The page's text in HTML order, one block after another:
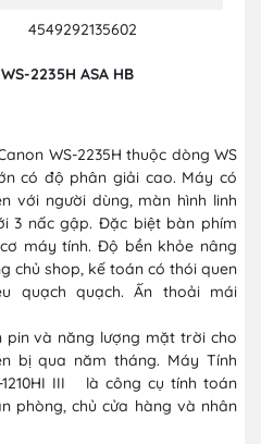
4549292135602
2235H ASA HB
WS-2235H thuộc dòng WS
có độ phân giải cao. Máy có
với người dùng, màn hình linh
3 nấc gập. Đặc biệt bàn phím
máy tính. Độ bền khỏe nâng
chủ shop, kế toán có thói quen
quạch quạch. Ấn thoải mái
pin và năng lượng mặt trời cho
bị qua năm tháng. Máy Tính
III là công cụ tính toán
phòng, chủ cửa hàng và nhân